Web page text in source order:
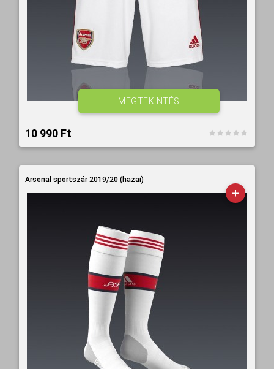
10 990 Ft‎
MEGTEKINTÉS
Arsenal sportszár 2019/20 (hazai)